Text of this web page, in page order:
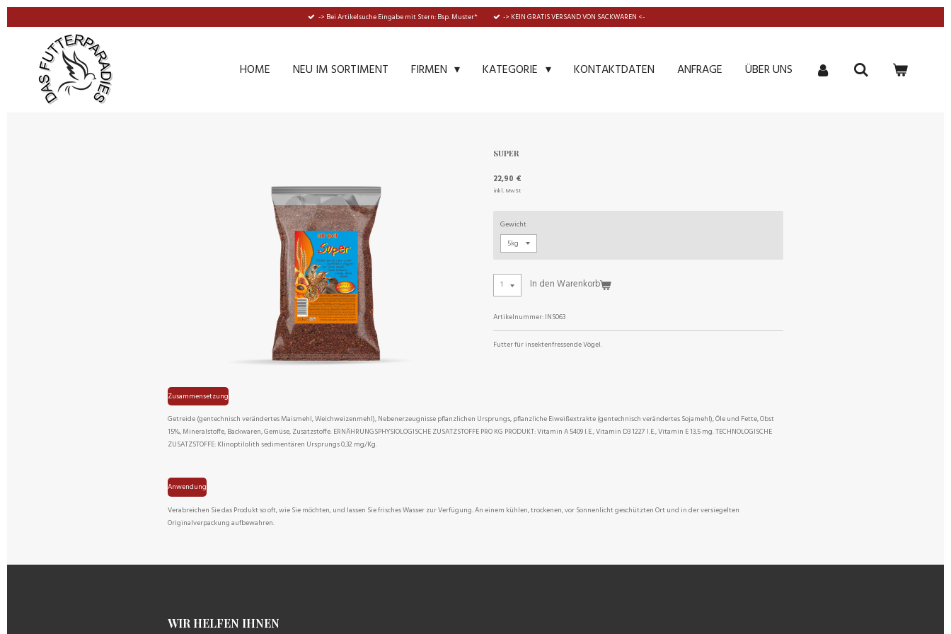
-> Bei Artikelsuche Eingabe mit Stern: Bsp. Muster* -> KEIN GRATIS VERSAND VON SACKWAREN <-
HOME NEU IM SORTIMENT FIRMEN KATEGORIE KONTAKTDATEN ANFRAGE ÜBER UNS
SUPER
22,90 €
inkl. MwSt
Gewicht
In den Warenkorb
Artikelnummer:INS063
Futter für insektenfressende Vögel.
Zusammensetzung
Getreide (gentechnisch verändertes Maismehl, Weichweizenmehl), Nebenerzeugnisse pflanzlichen Ursprungs, pflanzliche Eiweißextrakte (gentechnisch verändertes Sojamehl), Öle und Fette, Obst
15%, Mineralstoffe, Backwaren, Gemüse, Zusatzstoffe. ERNÄHRUNGSPHYSIOLOGISCHE ZUSATZSTOFFE PRO KG PRODUKT: Vitamin A 5409 I.E., Vitamin D3 1227 I.E., Vitamin E 13,5 mg. TECHNOLOGISCHE
ZUSATZSTOFFE: Klinoptilolith sedimentären Ursprungs 0,32 mg/Kg.
Anwendung
Verabreichen Sie das Produkt so oft, wie Sie möchten, und lassen Sie frisches Wasser zur Verfügung. An einem kühlen, trockenen, vor Sonnenlicht geschützten Ort und in der versiegelten
Originalverpackung aufbewahren.
WIR HELFEN IHNEN